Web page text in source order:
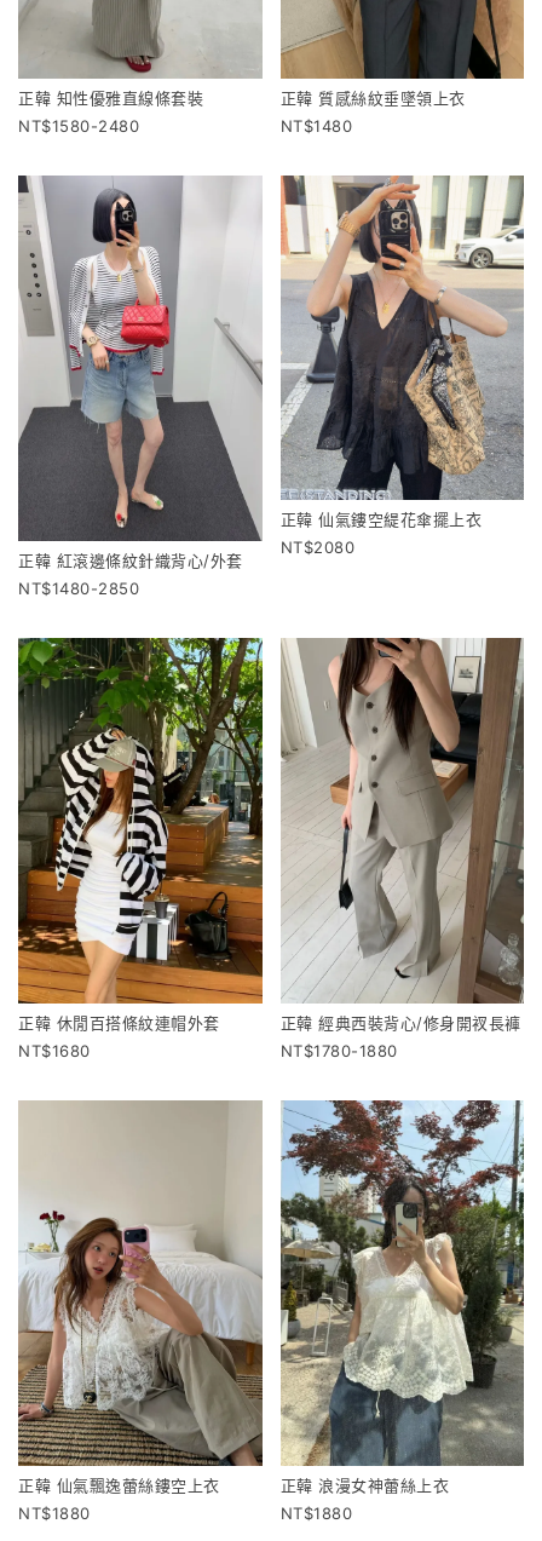
正韓 知性優雅直線條套裝
1580-2480
正韓 質感絲紋垂墜領上衣
1480
正韓 紅滾邊條紋針織背心/外套
1480-2850
正韓 仙氣鏤空緹花傘擺上衣
2080
正韓 休閒百搭條紋連帽外套
1680
正韓 經典西裝背心/修身開衩長褲
1780-1880
正韓 仙氣飄逸蕾絲鏤空上衣
1880
正韓 浪漫女神蕾絲上衣
1880